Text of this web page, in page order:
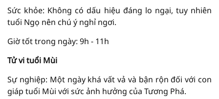
Sức khỏe: Không có dấu hiệu đáng lo ngại, tuy nhiên
tuổi Ngọ nên chú ý nghỉ ngơi.
Giờ tốt trong ngày: 9h - 11h
Tử vi tuổi Mùi
Sự nghiệp: Một ngày khá vất vả và bận rộn đối với con
giáp tuổi Mùi với sức ảnh hưởng của Tương Phá.